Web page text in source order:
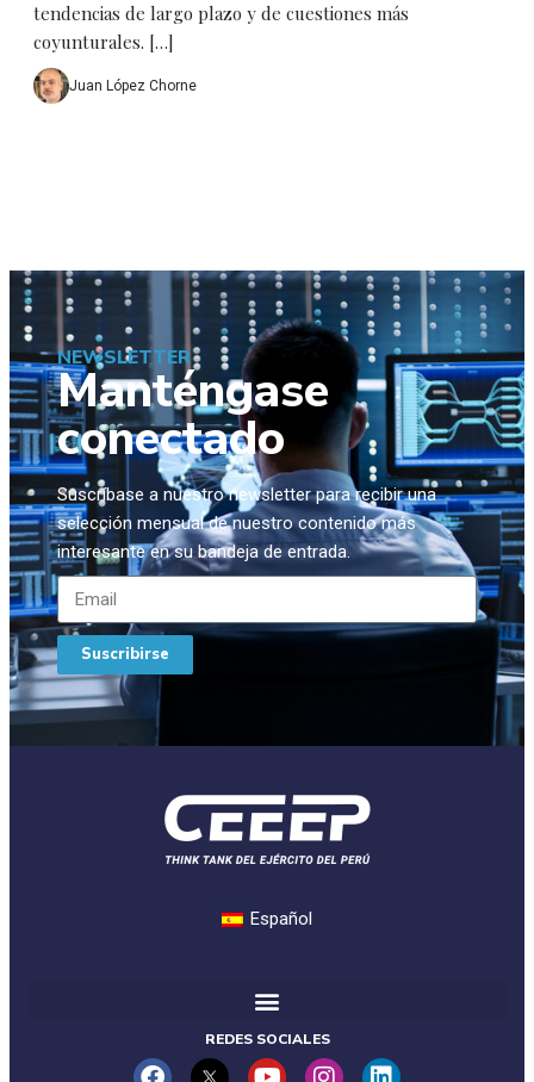
tendencias de largo plazo y de cuestiones más
coyunturales. […]
Juan López Chorne
NEWSLETTER
Manténgase
conectado
Suscríbase a nuestro newsletter para recibir una
selección mensual de nuestro contenido más
interesante en su bandeja de entrada.
Suscribirse
Español
REDES SOCIALES